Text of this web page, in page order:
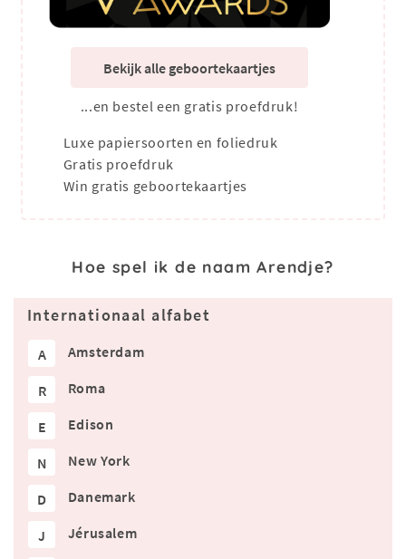
Bekijk alle geboortekaartjes
...en bestel een gratis proefdruk!
Luxe papiersoorten en foliedruk
Gratis proefdruk
Win gratis geboortekaartjes
Hoe spel ik de naam Arendje?
Internationaal alfabet
A Amsterdam
R Roma
E Edison
N New York
D Danemark
J Jérusalem